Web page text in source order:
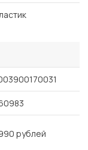
рублей